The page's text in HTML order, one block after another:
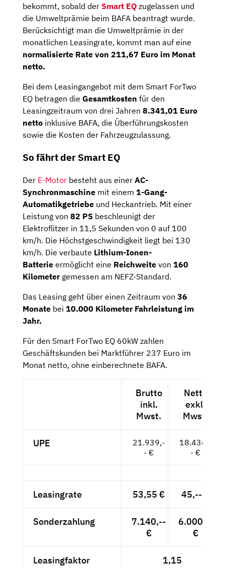
bekommt, sobald der Smart EQ zugelassen und
die Umweltprämie beim BAFA beantragt wurde.
Berücksichtigt man die Umweltprämie in der
monatlichen Leasingrate, kommt man auf eine
normalisierte Rate von 211,67 Euro im Monat
netto.
Bei dem Leasingangebot mit dem Smart ForTwo
EQ betragen die Gesamtkosten für den
Leasingzeitraum von drei Jahren 8.341,01 Euro
netto inklusive BAFA, die Überführungskosten
sowie die Kosten der Fahrzeugzulassung.
So fährt der Smart EQ
Der E-Motor besteht aus einer AC-
Synchronmaschine mit einem 1-Gang-
Automatikgetriebe und Heckantrieb. Mit einer
Leistung von 82 PS beschleunigt der
Elektroflitzer in 11,5 Sekunden von 0 auf 100
km/h. Die Höchstgeschwindigkeit liegt bei 130
km/h. Die verbaute Lithium-Ionen-
Batterie ermöglicht eine Reichweite von 160
Kilometergemessen am NEFZ-Standard.
Das Leasing geht über einen Zeitraum von 36
Monate bei 10.000 Kilometer Fahrleistung im
Jahr.
Für den Smart ForTwo EQ 60kW zahlen
Geschäftskunden bei Marktführer 237 Euro im
Monat netto, ohne einberechnete BAFA.
Brutto
inkl.
Mwst.
Netto
exkl.
Mwst.
UPE
21.939,-
- €
18.436,-
- €
Leasingrate 53,55 € 45,-- €
Sonderzahlung
7.140,--
€
6.000,--
€
Leasingfaktor 1,15